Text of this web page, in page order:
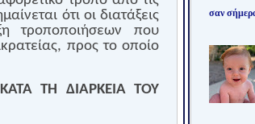
ότι οι διατάξεις
τροποποιήσεων που
προς το οποίο
ΤΗ ΔΙΑΡΚΕΙΑ ΤΟΥ
σαν